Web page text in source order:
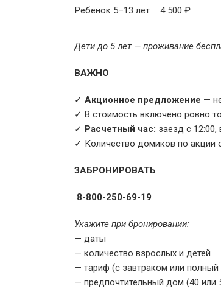
Ребенок 5–13 лет 4 500 ₽
Дети до 5 лет — проживание
ВАЖНО
✓ Акционное предложение —
✓ В стоимость включено ровно
✓ Расчетный час: заезд с
✓ Количество домиков по акции
ЗАБРОНИРОВАТЬ
8-800-250-69-19
Укажите при бронировании:
— даты
— количество взрослых и детей
— тариф (с завтраком или полный
— предпочтительный дом (40 или